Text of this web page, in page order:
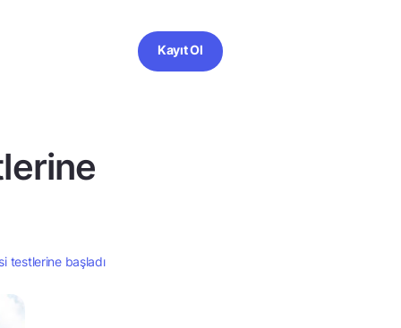
Kayıt Ol
testlerine başladı